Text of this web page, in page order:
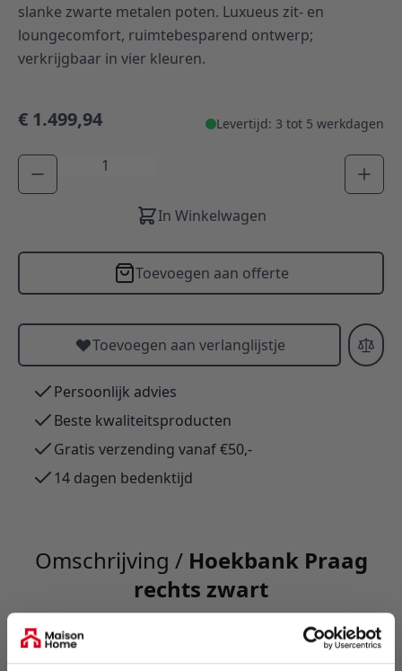
slanke zwarte metalen poten. Luxueus zit‑ en
loungecomfort, ruimtebesparend ontwerp;
verkrijgbaar in vier kleuren.
€ 1.499,94 Levertijd: 3 tot 5 werkdagen
Aantal
In Winkelwagen
Toevoegen aan offerte
Toevoegen aan verlanglijstje
Persoonlijk advies
Beste kwaliteitsproducten
Gratis verzending vanaf €50,-
14 dagen bedenktijd
Omschrijving / Hoekbank Praag
rechts zwart
Hoekbank Bella — elegante, moderne 3‑zits met